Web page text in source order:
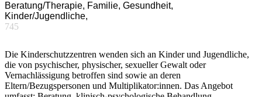
Beratung/Therapie, Familie, Gesundheit,
Kinder/Jugendliche,
745
Die Kinderschutzzentren wenden sich an Kinder und Jugendliche,
die von psychischer, physischer, sexueller Gewalt oder
Vernachlässigung betroffen sind sowie an deren
Eltern/Bezugspersonen und Multiplikator:innen. Das Angebot